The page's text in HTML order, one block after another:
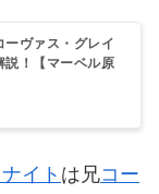
ーヴァス・グレイ
説！【マーベル原
イト は兄コー